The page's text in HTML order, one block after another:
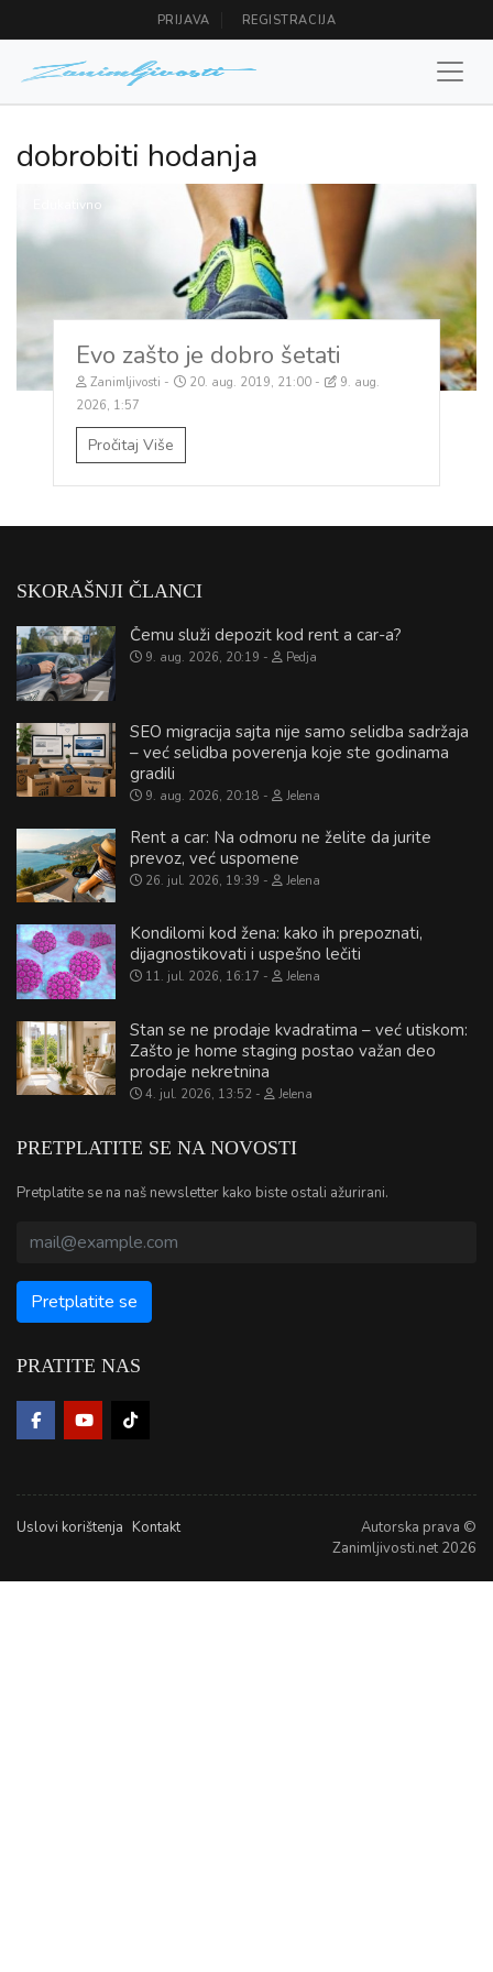
PRIJAVA REGISTRACIJA
dobrobiti hodanja
Edukativno
Evo zašto je dobro šetati
Zanimljivosti 20. aug. 2019, 21:00
9. aug.
2026, 1:57
Pročitaj Više
SKORAŠNJI ČLANCI
Čemu služi depozit kod rent a car-a?
9. aug. 2026, 20:19 Pedja
SEO migracija sajta nije samo selidba sadržaja
– već selidba poverenja koje ste godinama
gradili
9. aug. 2026, 20:18 Jelena
Rent a car: Na odmoru ne želite da jurite
prevoz, već uspomene
26. jul. 2026, 19:39 Jelena
Kondilomi kod žena: kako ih prepoznati,
dijagnostikovati i uspešno lečiti
11. jul. 2026, 16:17 Jelena
Stan se ne prodaje kvadratima – već utiskom:
Zašto je home staging postao važan deo
prodaje nekretnina
4. jul. 2026, 13:52 Jelena
PRETPLATITE SE NA NOVOSTI
Pretplatite se na naš newsletter kako biste ostali ažurirani.
PRATITE NAS
Uslovi korištenja Kontakt
Autorska prava ©
Zanimljivosti.net 2026